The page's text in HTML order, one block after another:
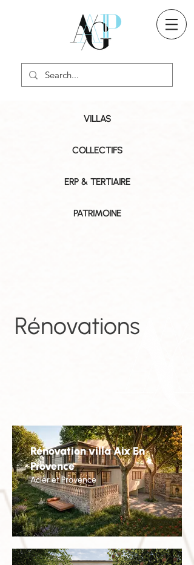
VILLAS
COLLECTIFS
ERP & TERTIAIRE
PATRIMOINE
Rénovations
Rénovation villa Aix En
Provence
Acier et Provence